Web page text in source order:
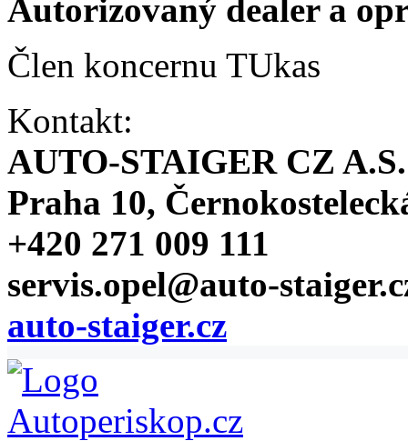
Autorizovaný dealer a
Člen koncernu TUkas
Kontakt:
AUTO-STAIGER CZ A.S.
Praha 10,
+420 271 009 111
servis.opel@auto-
auto-staiger.cz